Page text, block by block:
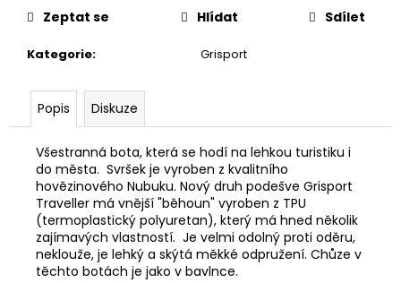
Kategorie: Grisport
Zeptat se Hlídat Sdílet
Popis Diskuze
Všestranná bota, která se hodí na lehkou turistiku i
do města. Svršek je vyroben z kvalitního
hovězinového Nubuku. Nový druh podešve Grisport
Traveller má vnější "běhoun" vyroben z TPU
(termoplastický polyuretan), který má hned několik
zajímavých vlastností. Je velmi odolný proti oděru,
neklouže, je lehký a skýtá měkké odpružení. Chůze v
těchto botách je jako v bavlnce.
MAUSER
KŠILTOVKA